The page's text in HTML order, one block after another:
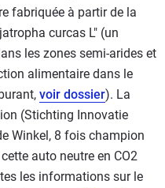
fabriquée à partir de la
curcas L" (un
les zones semi-arides et
alimentaire dans le
voir dossier). La
(Stichting Innovatie
Winkel, 8 fois champion
auto neutre en CO2
les informations sur le